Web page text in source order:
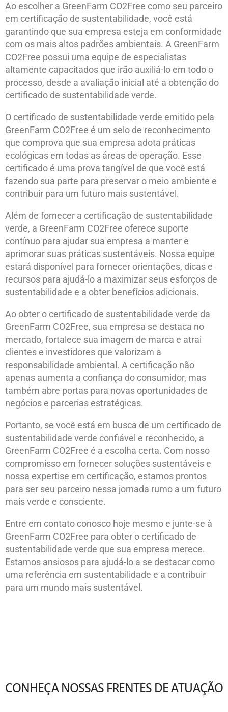
Ao escolher a GreenFarm CO2Free como seu parceiro
em certificação de sustentabilidade, você está
garantindo que sua empresa esteja em conformidade
com os mais altos padrões ambientais. A GreenFarm
CO2Free possui uma equipe de especialistas
altamente capacitados que irão auxiliá-lo em todo o
processo, desde a avaliação inicial até a obtenção do
certificado de sustentabilidade verde.
O certificado de sustentabilidade verde emitido pela
GreenFarm CO2Free é um selo de reconhecimento
que comprova que sua empresa adota práticas
ecológicas em todas as áreas de operação. Esse
certificado é uma prova tangível de que você está
fazendo sua parte para preservar o meio ambiente e
contribuir para um futuro mais sustentável.
Além de fornecer a certificação de sustentabilidade
verde, a GreenFarm CO2Free oferece suporte
contínuo para ajudar sua empresa a manter e
aprimorar suas práticas sustentáveis. Nossa equipe
estará disponível para fornecer orientações, dicas e
recursos para ajudá-lo a maximizar seus esforços de
sustentabilidade e a obter benefícios adicionais.
Ao obter o certificado de sustentabilidade verde da
GreenFarm CO2Free, sua empresa se destaca no
mercado, fortalece sua imagem de marca e atrai
clientes e investidores que valorizam a
responsabilidade ambiental. A certificação não
apenas aumenta a confiança do consumidor, mas
também abre portas para novas oportunidades de
negócios e parcerias estratégicas.
Portanto, se você está em busca de um certificado de
sustentabilidade verde confiável e reconhecido, a
GreenFarm CO2Free é a escolha certa. Com nosso
compromisso em fornecer soluções sustentáveis e
nossa expertise em certificação, estamos prontos
para ser seu parceiro nessa jornada rumo a um futuro
mais verde e consciente.
Entre em contato conosco hoje mesmo e junte-se à
GreenFarm CO2Free para obter o certificado de
sustentabilidade verde que sua empresa merece.
Estamos ansiosos para ajudá-lo a se destacar como
uma referência em sustentabilidade e a contribuir
para um mundo mais sustentável.
CONHEÇA NOSSAS FRENTES DE ATUAÇÃO